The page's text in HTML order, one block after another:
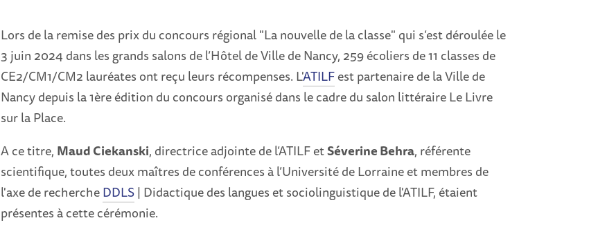
Lors de la remise des prix du concours régional "La nouvelle de la classe" qui s’est déroulée le
3 juin 2024 dans les grands salons de l’Hôtel de Ville de Nancy, 259 écoliers de 11 classes de
CE2/CM1/CM2 lauréates ont reçu leurs récompenses. L'ATILFest partenaire de la Ville de
Nancy depuis la 1ère édition du concours organisé dans le cadre du salon littéraire Le Livre
sur la Place.
A ce titre, Maud Ciekanski, directrice adjointe de l’ATILF etSéverine Behra, référente
scientifique, toutes deux maîtres de conférences à l’Université de Lorraine et membres de
l'axe de rechercheDDLS| Didactique des langues et sociolinguistique de l'ATILF, étaient
présentes à cette cérémonie.